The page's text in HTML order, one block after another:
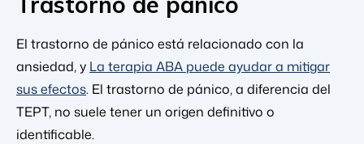
El trastorno de pánico está relacionado con la
ansiedad, y La terapia ABA puede ayudar a mitigar
sus efectos. El trastorno de pánico, a diferencia del
TEPT, no suele tener un origen definitivo o
identificable.